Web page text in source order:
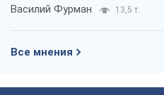
Василий Фурман 13,5 т.
Все мнения